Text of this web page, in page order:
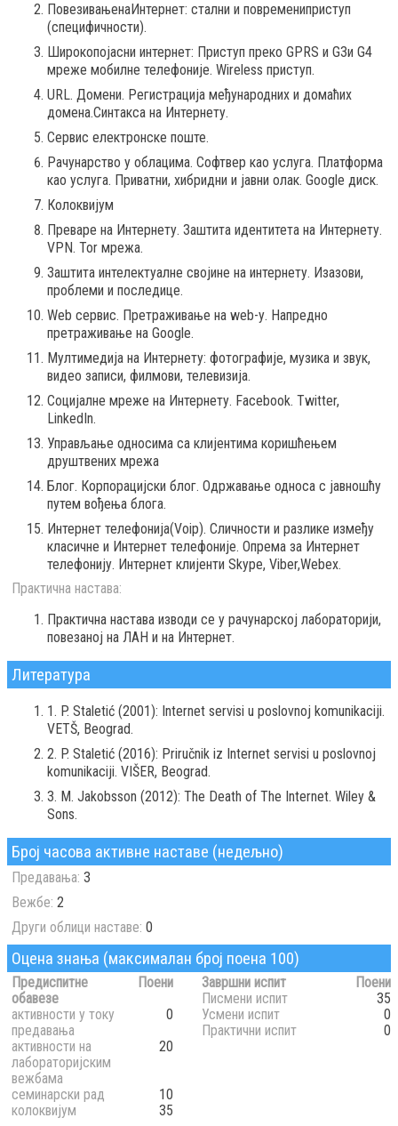
ПовезивањенаИнтернет: стални и повремениприступ
(специфичности).
Широкопојасни интернет: Приступ преко GPRS и G3и G4
мреже мобилне телефоније. Wireless приступ.
URL. Домени. Регистрација међународних и домаћих
домена.Синтакса на Интернету.
Сервис електронске поште.
Рачунарство у облацима. Софтвер као услуга. Платформа
као услуга. Приватни, хибридни и јавни олак. Google диск.
Колоквијум
Преваре на Интернету. Заштита идентитета на Интернету.
VPN. Tor мрежа.
Заштита интелектуалне својине на интернету. Изазови,
проблеми и последице.
Web сервис. Претраживање на web-у. Напредно
претраживање на Google.
Мултимедија на Интернету: фотографије, музика и звук,
видео записи, филмови, телевизија.
Социјалне мреже на Интернету. Facebook. Twitter,
LinkedIn.
Управљање односима са клијентима коришћењем
друштвених мрежа
Блог. Корпорацијски блог. Одржавање односа с јавношћу
путем вођења блога.
Интернет телефонија(Voip). Сличности и разлике између
класичне и Интернет телефоније. Опрема за Интернет
телефонију. Интернет клијенти Skype, Viber,Webex.
Практична настава:
Практична настава изводи се у рачунарској лабораторији,
повезаној на ЛАН и на Интернет.
Литература
1. P. Staletić (2001): Internet servisi u poslovnoj komunikaciji.
VETŠ, Beograd.
2. P. Staletić (2016): Priručnik iz Internet servisi u poslovnoj
komunikaciji. VIŠER, Beograd.
3. M. Jakobsson (2012): The Death of The Internet. Wiley &
Sons.
Број часова активне наставе (недељно)
Предавања: 3
Вежбе: 2
Други облици наставе: 0
Оцена знања (максималан број поена 100)
Предиспитне
обавезе
Поени
активности у току
предавања
0
активности на
лабораторијским
вежбама
20
семинарски рад
10
колоквијум
35
Завршни испит
Поени
Писмени испит
35
Усмени испит
0
Практични испит
0